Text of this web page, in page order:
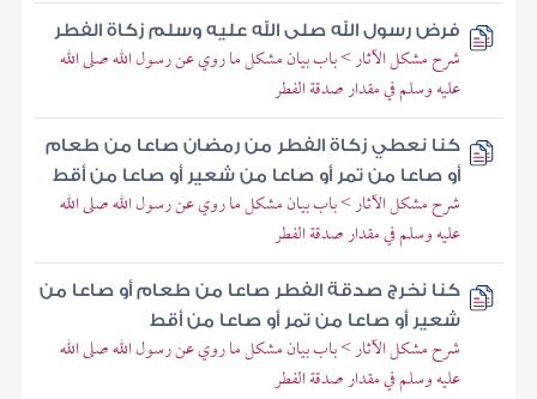
فرض رسول الله صلى الله عليه وسلم زكاة الفطر
شرح مشكل الآثار > باب بيان مشكل ما روي عن رسول الله صلى الله
عليه وسلم في مقدار صدقة الفطر
كنا نعطي زكاة الفطر من رمضان صاعا من طعام
أو صاعا من تمر أو صاعا من شعير أو صاعا من أقط
شرح مشكل الآثار > باب بيان مشكل ما روي عن رسول الله صلى الله
عليه وسلم في مقدار صدقة الفطر
كنا نخرج صدقة الفطر صاعا من طعام أو صاعا من
شعير أو صاعا من تمر أو صاعا من أقط
شرح مشكل الآثار > باب بيان مشكل ما روي عن رسول الله صلى الله
عليه وسلم في مقدار صدقة الفطر